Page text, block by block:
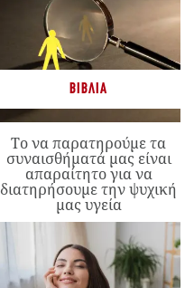
ΒΙΒΛΊΑ
Το να παρατηρούμε τα
συναισθήματά μας είναι
απαραίτητο για να
διατηρήσουμε την ψυχική
μας υγεία